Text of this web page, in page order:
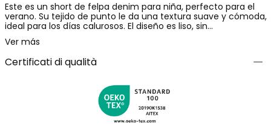
Este es un short de felpa denim para niña, perfecto para el
verano. Su tejido de punto le da una textura suave y cómoda,
ideal para los días calurosos. El diseño es liso, sin
decoraciones, lo que lo hace fácil de combinar con cualquier
prenda. Viene en un atractivo color azul que evoca el cielo de
verano. El cierre es de botón, sencillo y seguro. Las tallas
disponibles van desde los 4 meses hasta los 16 años,
opción versátil y fresca para el guardarropa de cualquier
Ver más
Certificati di qualità